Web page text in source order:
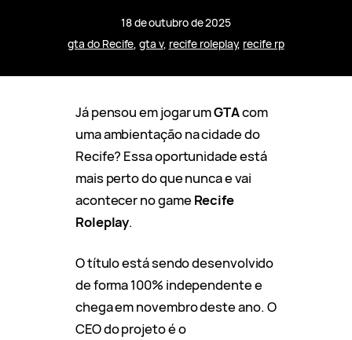
18 de outubro de 2025
gta do Recife, gta v, recife roleplay, recife rp
Já pensou em jogar umGTAcom
uma ambientação na cidade do
Recife? Essa oportunidade está
mais perto do que nunca e vai
acontecer no gameRecife
Roleplay.
O título está sendo desenvolvido
de forma 100% independente e
chega em novembro deste ano. O
CEO do projeto é o